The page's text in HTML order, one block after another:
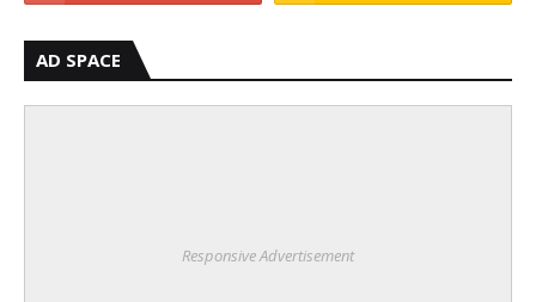
AD SPACE
Responsive Advertisement